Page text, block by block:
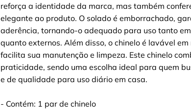
reforça a identidade da marca, mas também
elegante ao produto. O solado é emborrachado,
aderência, tornando-o adequado para uso tanto
quanto externos. Além disso, o chinelo é lavável
facilita sua manutenção e limpeza. Este chinelo
praticidade, sendo uma escolha ideal para quem
e de qualidade para uso diário em casa.
- Contém: 1 par de chinelo